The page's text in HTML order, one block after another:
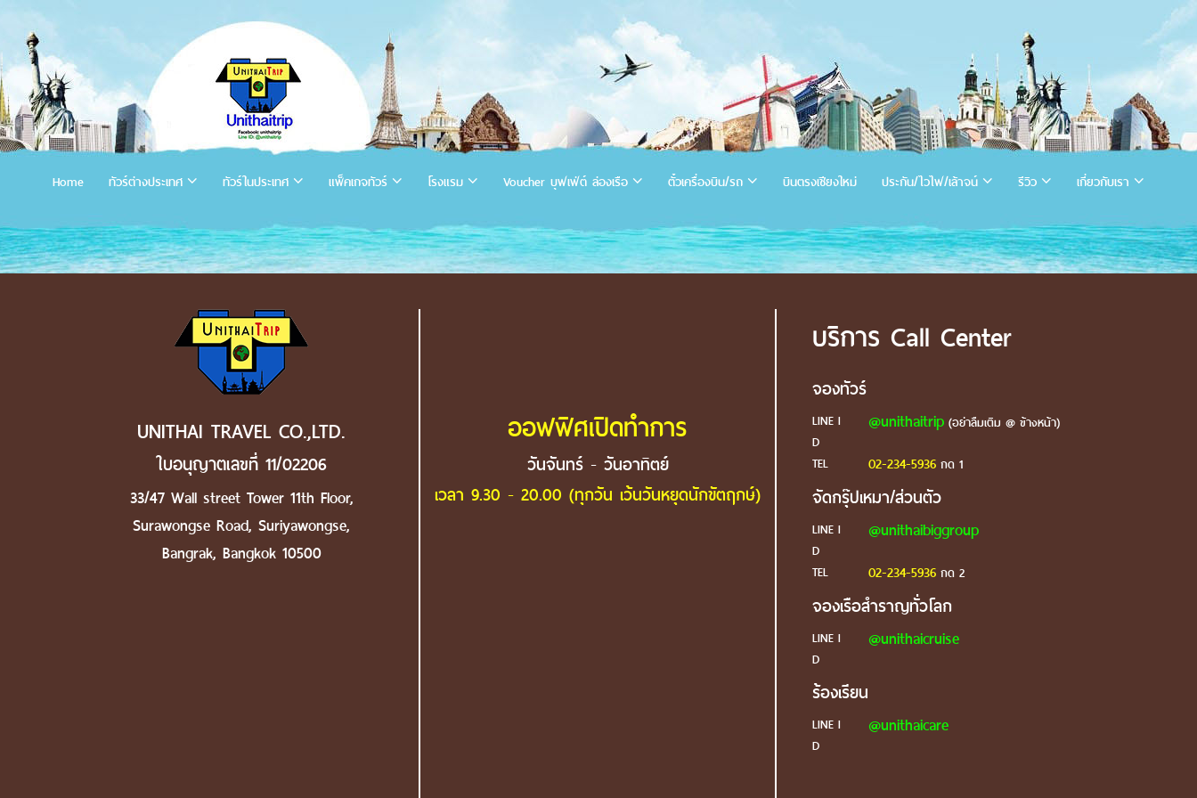
Home ทัวร์ต่างประเทศ ทัวร์ในประเทศ แพ็คเกจทัวร์ โรงแรม Voucher บุฟเฟ่ต์ ล่องเรือ ตั๋วเครื่องบิน/รถ บินตรงเชียงใหม่ ประกัน/ไวไฟ/เล้าจน์ รีวิว เกี่ยวกับเรา
UNITHAI TRAVEL CO.,LTD.
ใบอนุญาตเลขที่ 11/02206
33/47 Wall street Tower 11th Floor,
Surawongse Road, Suriyawongse,
Bangrak, Bangkok 10500
ออฟฟิศเปิดทำการ
วันจันทร์ - วันอาทิตย์
เวลา 9.30 - 20.00 (ทุกวัน เว้นวันหยุดนักขัตฤกษ์)
บริการ Call Center
จองทัวร์
LINE I
D
@unithaitrip(อย่าลืมเติม @ ข้างหน้า)
TEL 02-234-5936กด 1
จัดกรุ๊ปเหมา/ส่วนตัว
LINE I
D
@unithaibiggroup
TEL 02-234-5936กด 2
จองเรือสำราญทั่วโลก
LINE I
D
@unithaicruise
ร้องเรียน
LINE I
D
@unithaicare